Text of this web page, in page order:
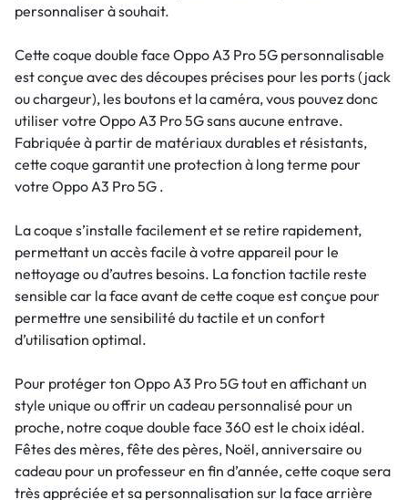
personnaliser à souhait.
Cette coque double face Oppo A3 Pro 5G personnalisable
est conçue avec des découpes précises pour les ports (jack
ou chargeur), les boutons et la caméra, vous pouvez donc
utiliser votre Oppo A3 Pro 5G sans aucune entrave.
Fabriquée à partir de matériaux durables et résistants,
cette coque garantit une protection à long terme pour
votre Oppo A3 Pro 5G .
La coque s’installe facilement et se retire rapidement,
permettant un accès facile à votre appareil pour le
nettoyage ou d’autres besoins. La fonction tactile reste
sensible car la face avant de cette coque est conçue pour
permettre une sensibilité du tactile et un confort
d’utilisation optimal.
Pour protéger ton Oppo A3 Pro 5G tout en affichant un
style unique ou offrir un cadeau personnalisé pour un
proche, notre coque double face 360 est le choix idéal.
Fêtes des mères, fête des pères, Noël, anniversaire ou
cadeau pour un professeur en fin d’année, cette coque sera
très appréciée et sa personnalisation sur la face arrière